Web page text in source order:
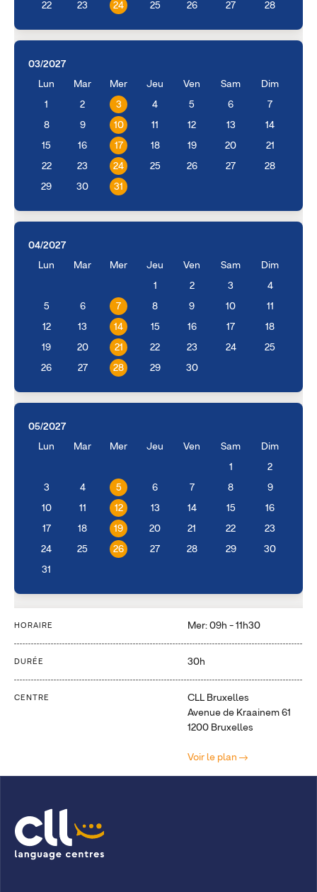
22 23 24 25 26 27 28
03/2027
Lun
Mar Mer Jeu Ven Sam Dim
1 2 3 4 5 6 7
8 9 10 11 12 13 14
15 16 17 18 19 20 21
22 23 24 25 26 27 28
29 30 31
04/2027
Lun
Mar Mer Jeu Ven Sam Dim
1 2 3 4
5 6 7 8 9 10 11
12 13 14 15 16 17 18
19 20 21 22 23 24 25
26 27 28 29 30
05/2027
Lun
Mar Mer Jeu Ven Sam Dim
1 2
3 4 5 6 7 8 9
10 11 12 13 14 15 16
17 18 19 20 21 22 23
24 25 26 27 28 29 30
31
HORAIRE Mer: 09h - 11h30
DURÉE 30h
CENTRE
CLL Bruxelles
Avenue de Kraainem 61
1200 Bruxelles
Voir le plan